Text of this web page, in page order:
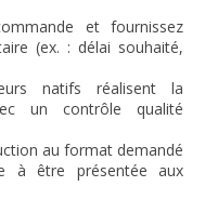
et fournissez
(ex. : délai souhaité,
natifs réalisent la
un contrôle qualité
au format demandé
à être présentée aux